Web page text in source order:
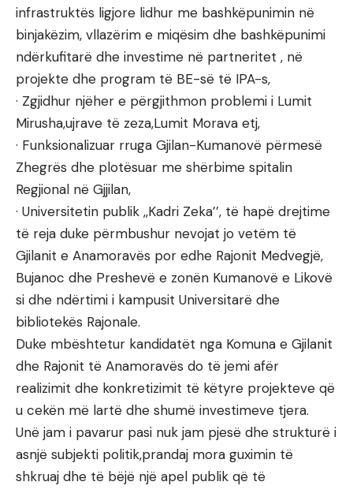
infrastruktës ligjore lidhur me bashkëpunimin në
binjakëzim, vllazërim e miqësim dhe bashkëpunimi
ndërkufitarë dhe investime në partneritet , në
projekte dhe program të BE-së të IPA-s,
· Zgjidhur njëher e përgjithmon problemi i Lumit
Mirusha,ujrave të zeza,Lumit Morava etj,
· Funksionalizuar rruga Gjilan-Kumanovë përmesë
Zhegrës dhe plotësuar me shërbime spitalin
Regjional në Gjjilan,
· Universitetin publik ,,Kadri Zeka’’, të hapë drejtime
të reja duke përmbushur nevojat jo vetëm të
Gjilanit e Anamoravës por edhe Rajonit Medvegjë,
Bujanoc dhe Preshevë e zonën Kumanovë e Likovë
si dhe ndërtimi i kampusit Universitarë dhe
bibliotekës Rajonale.
Duke mbështetur kandidatët nga Komuna e Gjilanit
dhe Rajonit të Anamoravës do të jemi afër
realizimit dhe konkretizimit të këtyre projekteve që
u cekën më lartë dhe shumë investimeve tjera.
Unë jam i pavarur pasi nuk jam pjesë dhe strukturë i
asnjë subjekti politik,prandaj mora guximin të
shkruaj dhe të bëjë një apel publik që të